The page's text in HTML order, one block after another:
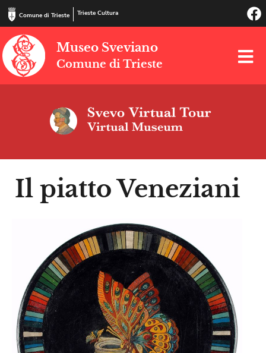
Comune di Trieste Trieste Cultura
Museo Sveviano
Comune di Trieste
Il piatto Veneziani